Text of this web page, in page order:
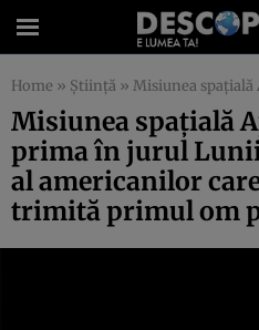
Home » Știință » Misiunea spaţială Apollo 8 a NASA, prima în jurul
Misiunea spaţială
prima în jurul
al americanilor
trimită primul om